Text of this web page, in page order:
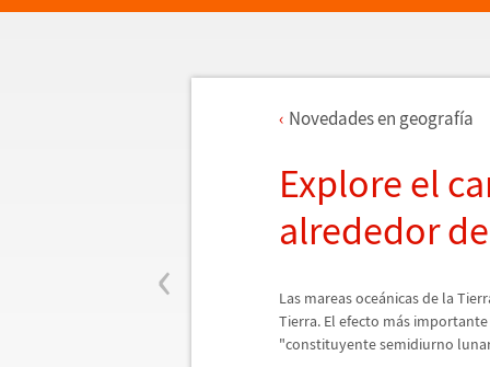
‹
Novedades en geografía
Explore el
alrededor
Las mareas oceánicas de la
Tierra. El efecto más importante
"constituyente semidiurno